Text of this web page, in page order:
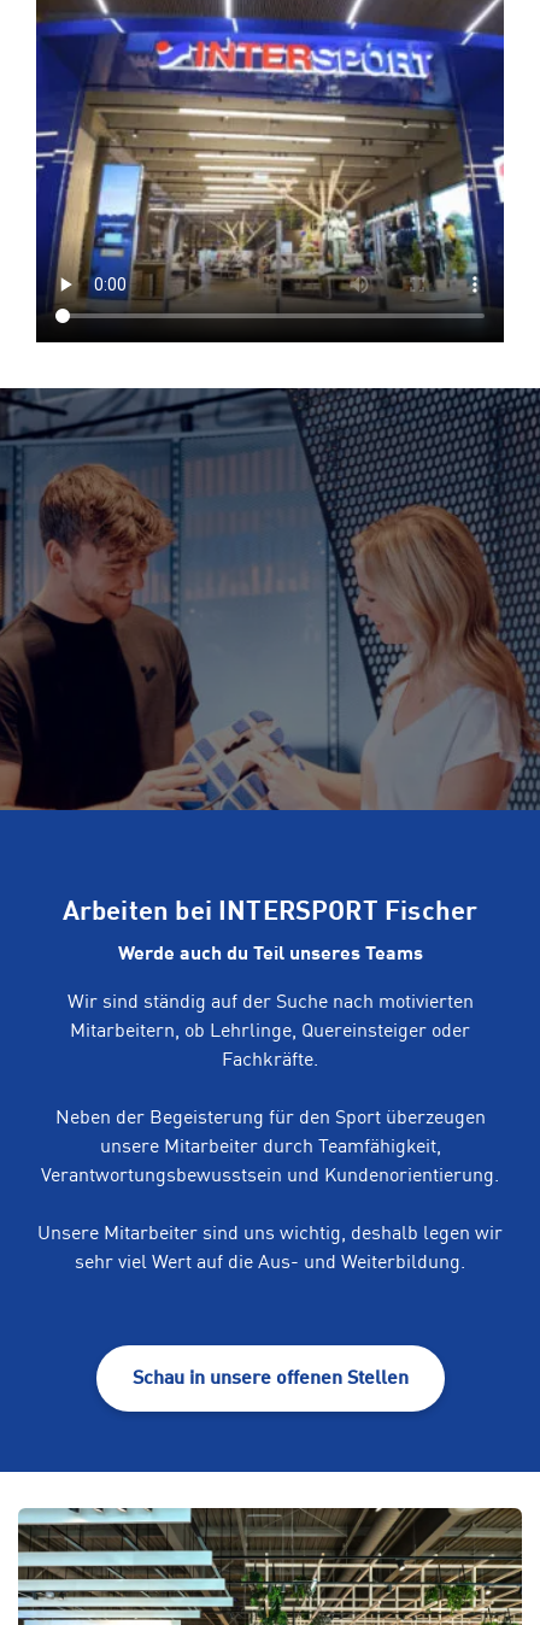
Arbeiten bei INTERSPORT Fischer
Werde auch du Teil unseres Teams
Wir sind ständig auf der Suche nach motivierten
Mitarbeitern, ob Lehrlinge, Quereinsteiger oder
Fachkräfte.
Neben der Begeisterung für den Sport überzeugen
unsere Mitarbeiter durch Teamfähigkeit,
Verantwortungsbewusstsein und Kundenorientierung.
Unsere Mitarbeiter sind uns wichtig, deshalb legen wir
sehr viel Wert auf die Aus- und Weiterbildung.
Schau in unsere offenen Stellen